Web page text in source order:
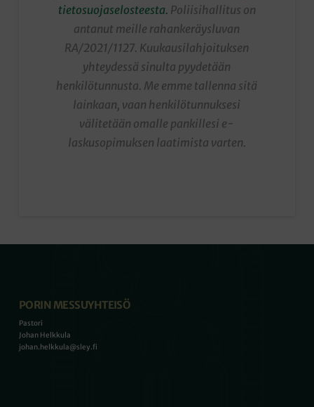
tietosuojaselosteesta. Poliisihallitus on
antanut meille rahankeräysluvan
RA/2021/1127. Kuukausilahjoituksen
yhteydessä sinulta pyydetään
henkilötunnusta. Me emme tallenna sitä
lainkaan, vaan henkilötunnuksesi
välitetään omalle pankillesi e-
laskusopimuksen laatimista varten.
PORIN MESSUYHTEISÖ
Pastori
Johan Helkkula
johan.helkkula@sley.fi